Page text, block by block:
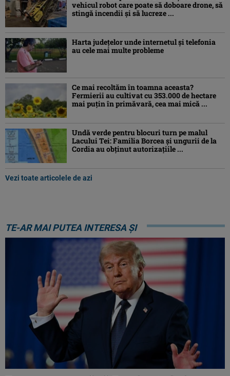
vehicul robot care poate să doboare drone, să
stingă incendii și să lucreze ...
Harta județelor unde internetul și telefonia
au cele mai multe probleme
Ce mai recoltăm în toamna aceasta?
Fermierii au cultivat cu 353.000 de hectare
mai puțin în primăvară, cea mai mică ...
Undă verde pentru blocuri turn pe malul
Lacului Tei: Familia Borcea și ungurii de la
Cordia au obținut autorizațiile ...
Vezi toate articolele de azi
TE-AR MAI PUTEA INTERESA ȘI